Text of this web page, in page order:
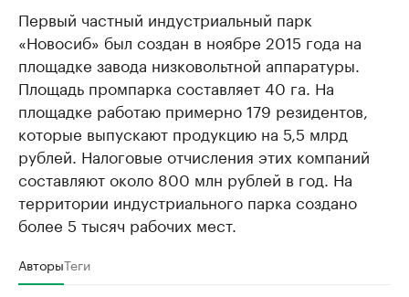
Первый частный индустриальный парк
«Новосиб» был создан в ноябре 2015 года на
площадке завода низковольтной аппаратуры.
Площадь промпарка составляет 40 га. На
площадке работаю примерно 179 резидентов,
которые выпускают продукцию на 5,5 млрд
рублей. Налоговые отчисления этих компаний
составляют около 800 млн рублей в год. На
территории индустриального парка создано
более 5 тысяч рабочих мест.​
АвторыТеги